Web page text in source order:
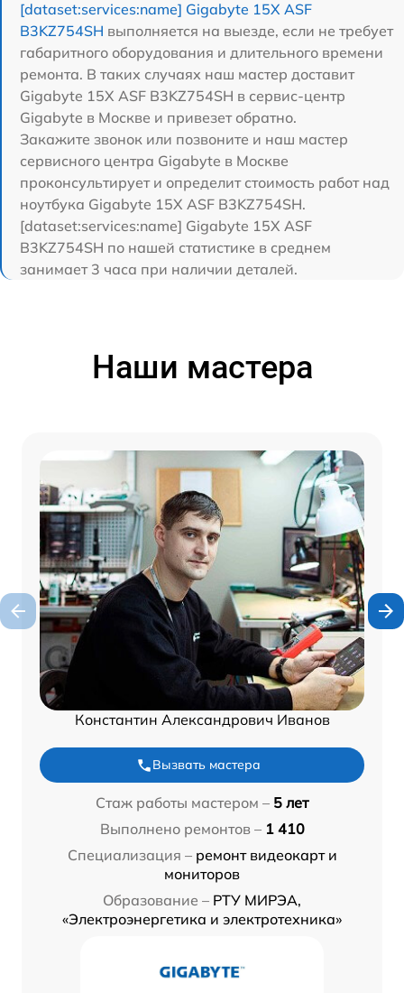
[dataset:services:name] Gigabyte 15X ASF
B3KZ754SH выполняется на выезде, если не требует
габаритного оборудования и длительного времени
ремонта. В таких случаях наш мастер доставит
Gigabyte 15X ASF B3KZ754SH в сервис-центр
Gigabyte в Москве и привезет обратно.
Закажите звонок или позвоните и наш мастер
сервисного центра Gigabyte в Москве
проконсультирует и определит стоимость работ над
ноутбука Gigabyte 15X ASF B3KZ754SH.
[dataset:services:name] Gigabyte 15X ASF
B3KZ754SH по нашей статистике в среднем
занимает 3 часа при наличии деталей.
Наши мастера
Константин Александрович Иванов
Вызвать мастера
Стаж работы мастером – 5 лет
Выполнено ремонтов – 1 410
Специализация – ремонт видеокарт и
мониторов
Образование – РТУ МИРЭА,
«Электроэнергетика и электротехника»